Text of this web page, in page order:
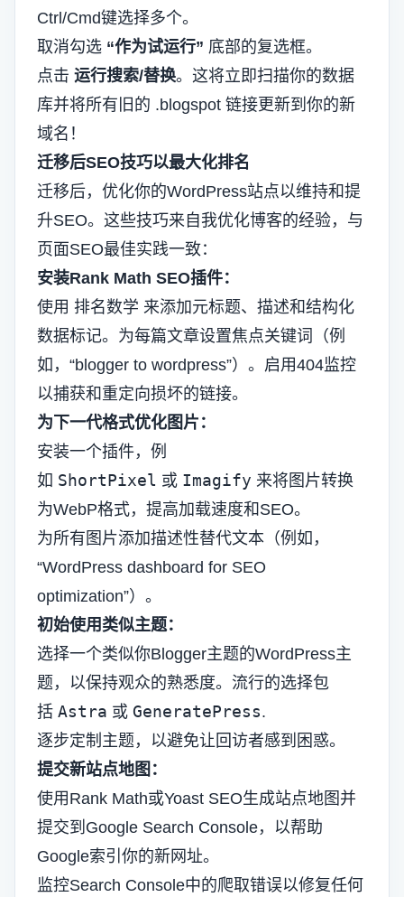
Ctrl/Cmd键选择多个。
取消勾选 “作为试运行” 底部的复选框。
点击 运行搜索/替换。这将立即扫描你的数据
库并将所有旧的 .blogspot 链接更新到你的新
域名！
迁移后SEO技巧以最大化排名
迁移后，优化你的WordPress站点以维持和提
升SEO。这些技巧来自我优化博客的经验，与
页面SEO最佳实践一致：
安装Rank Math SEO插件：
使用 排名数学 来添加元标题、描述和结构化
数据标记。为每篇文章设置焦点关键词（例
如，“blogger to wordpress”）。启用404监控
以捕获和重定向损坏的链接。
为下一代格式优化图片：
安装一个插件，例
如 ShortPixel 或 Imagify 来将图片转换
为WebP格式，提高加载速度和SEO。
为所有图片添加描述性替代文本（例如，
“WordPress dashboard for SEO
optimization”）。
初始使用类似主题：
选择一个类似你Blogger主题的WordPress主
题，以保持观众的熟悉度。流行的选择包
括 Astra 或 GeneratePress.
逐步定制主题，以避免让回访者感到困惑。
提交新站点地图：
使用Rank Math或Yoast SEO生成站点地图并
提交到Google Search Console，以帮助
Google索引你的新网址。
监控Search Console中的爬取错误以修复任何